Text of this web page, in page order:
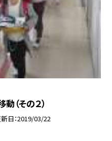
（その２）
日 2019/03/22